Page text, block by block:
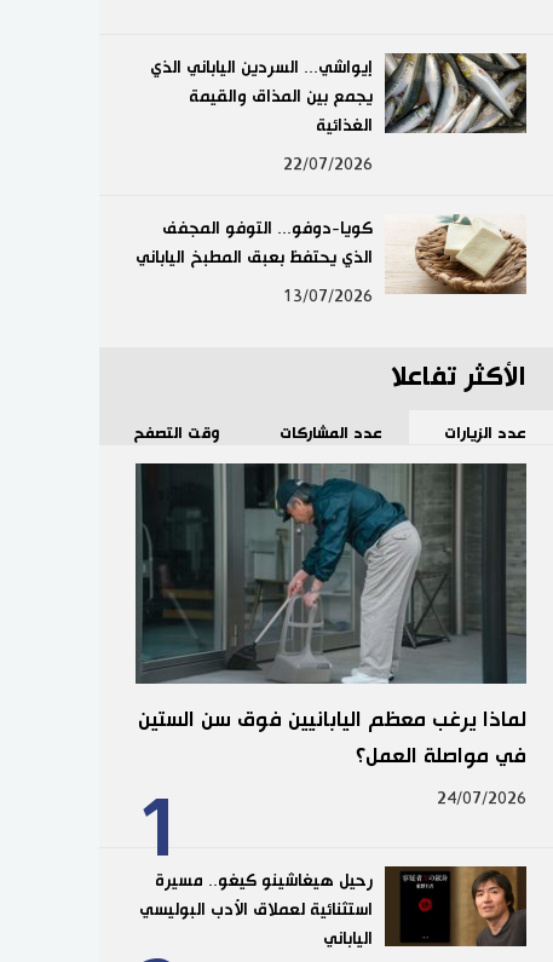
إيواشي... السردين الياباني الذي
يجمع بين المذاق والقيمة
الغذائية
22/07/2026
كويا-دوفو... التوفو المجفف
الذي يحتفظ بعبق المطبخ الياباني
13/07/2026
الأكثر تفاعلا
عدد الزيارات عدد المشاركات وقت التصفح
1
لماذا يرغب معظم اليابانيين فوق سن الستين
في مواصلة العمل؟
24/07/2026
رحيل هيغاشينو كيغو.. مسيرة
استثنائية لعملاق الأدب البوليسي
الياباني